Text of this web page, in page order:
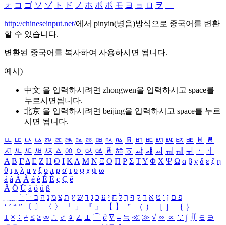
ォ コ ゴ ソ ゾ ト ド ノ ホ ボ ポ モ ヨ ョ ロ ヲ ―
http://chineseinput.net/에서 pinyin(병음)방식으로 중국어를 변환
할 수 있습니다.
변환된 중국어를 복사하여 사용하시면 됩니다.
예시)
中文 을 입력하시려면 zhongwen을 입력하시고 space를
누르시면됩니다.
北京 을 입력하시려면 beijing을 입력하시고 space를 누르
시면 됩니다.
ㅥ ㅦ ㅧ ㅨ ㅩ ㅪ ㅫ ㅬ ㅭ ㅮ ㅯ ㅰ ㅱ ㅲ ㅳ ㅴ ㅵ ㅶ ㅷ ㅸ
ㅹ
ㅺ ㅻ ㅼ ㅽ ㅾ ㅿ ㆀ ㆁ ㆂ ㆃ ㆄ ㆅ ㆆ ㆇ ㆈ ㆉ ㆊ ㆋ ㆌ ㆍ
ㆎ
Α Β ΓΔ Ε Ζ Η Θ Ι ΚΛ Μ Ν Ξ Ο Π Ρ Σ ΤΥ Φ Χ Ψ Ω α β γ δ ε ζ η
θ ι κ λ μ ν ξ ο π ρ σ τ υ φ χ ψ ω
á à Á À é è É È ç Ç ê
Ä Ö Ü ä ö ü ß
ִֶֹ ֻּ ׁׂ פ ם ן ו ט א ר ק ף ך ל ח י ע כ ג ד ש ץ ת צ מ נ ה ב
‘ ’ “ ” 〔 〕 〈 〉 「 」 『 』 【 】 ＂ （ ） ［ ］ ｛ ｝
± × ÷ ≠ ≤ ≥ ∞ ∴ ♂ ♀ ∠ ⊥ ⌒ ∂ ∇ ≡ ≒ ≪ ≫ √ ∽ ∝ ∵ ∫ ∬ ∈ ∋